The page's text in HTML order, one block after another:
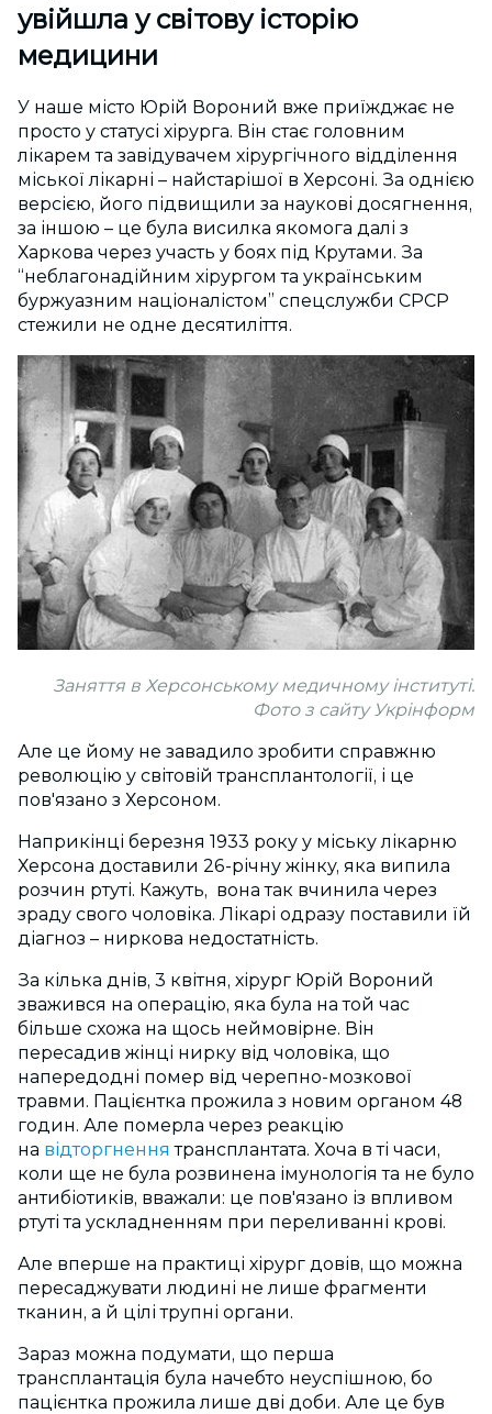
увійшла у світову історію
медицини
У наше місто Юрій Вороний вже приїжджає не
просто у статусі хірурга. Він стає головним
лікарем та завідувачем хірургічного відділення
міської лікарні – найстарішої в Херсоні. За однією
версією, його підвищили за наукові досягнення,
за іншою – це була висилка якомога далі з
Харкова через участь у боях під Крутами. За
“неблагонадійним хірургом та українським
буржуазним націоналістом” спецслужби СРСР
стежили не одне десятиліття.
Заняття в Херсонському медичному інституті.
Фото з сайту Укрінформ
Але це йому не завадило зробити справжню
революцію у світовій трансплантології, і це
пов'язано з Херсоном.
Наприкінці березня 1933 року у міську лікарню
Херсона доставили 26-річну жінку, яка випила
розчин ртуті. Кажуть, вона так вчинила через
зраду свого чоловіка. Лікарі одразу поставили їй
діагноз – ниркова недостатність.
За кілька днів, 3 квітня, хірург Юрій Вороний
зважився на операцію, яка була на той час
більше схожа на щось неймовірне. Він
пересадив жінці нирку від чоловіка, що
напередодні помер від черепно-мозкової
травми. Пацієнтка прожила з новим органом 48
годин. Але померла через реакцію
на відторгнення трансплантата. Хоча в ті часи,
коли ще не була розвинена імунологія та не було
антибіотиків, вважали: це пов'язано із впливом
ртуті та ускладненням при переливанні крові.
Але вперше на практиці хірург довів, що можна
пересаджувати людині не лише фрагменти
тканин, а й цілі трупні органи.
Зараз можна подумати, що перша
трансплантація була начебто неуспішною, бо
пацієнтка прожила лише дві доби. Але це був